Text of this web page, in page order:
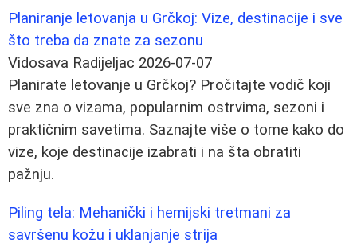
Planiranje letovanja u Grčkoj: Vize, destinacije i sve
što treba da znate za sezonu
Vidosava Radijeljac 2026-07-07
Planirate letovanje u Grčkoj? Pročitajte vodič koji
sve zna o vizama, popularnim ostrvima, sezoni i
praktičnim savetima. Saznajte više o tome kako do
vize, koje destinacije izabrati i na šta obratiti
pažnju.
Piling tela: Mehanički i hemijski tretmani za
savršenu kožu i uklanjanje strija